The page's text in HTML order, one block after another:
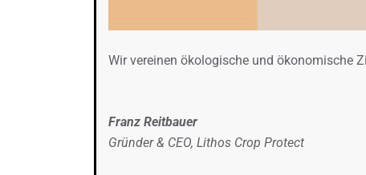
Wir vereinen ökologische und ökonomische
Franz Reitbauer
Gründer & CEO, Lithos Crop Protect